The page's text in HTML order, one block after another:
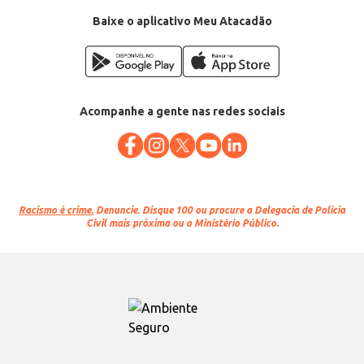
Baixe o aplicativo Meu Atacadão
Acompanhe a gente nas redes sociais
Racismo é crime. Denuncie. Disque 100 ou procure a Delegacia de Polícia
Civil mais próxima ou o Ministério Público.